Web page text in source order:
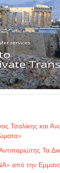
Τσαλίκης και
Τα
από την